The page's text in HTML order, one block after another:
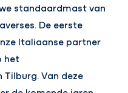
standaardmast van
De eerste
Italiaanse partner
het
Van deze